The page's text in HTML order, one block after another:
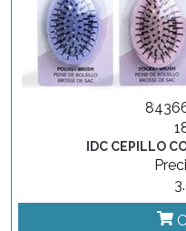
IDC CEPILLO